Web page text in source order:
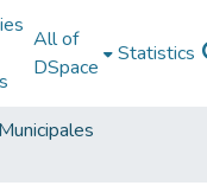
All of
DSpace
Statistics